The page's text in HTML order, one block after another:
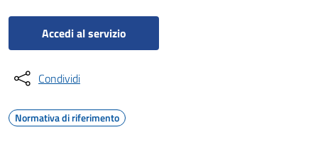
Accedi al servizio
Condividi
Normativa di riferimento